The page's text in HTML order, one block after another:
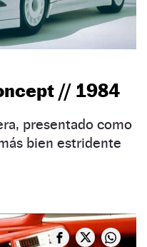
// 1984
presentado como
bien estridente